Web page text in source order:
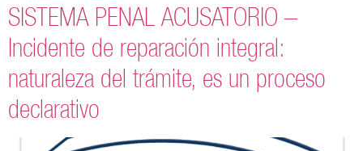
SISTEMA PENAL ACUSATORIO –
Incidente de reparación integral:
naturaleza del trámite, es un proceso
declarativo